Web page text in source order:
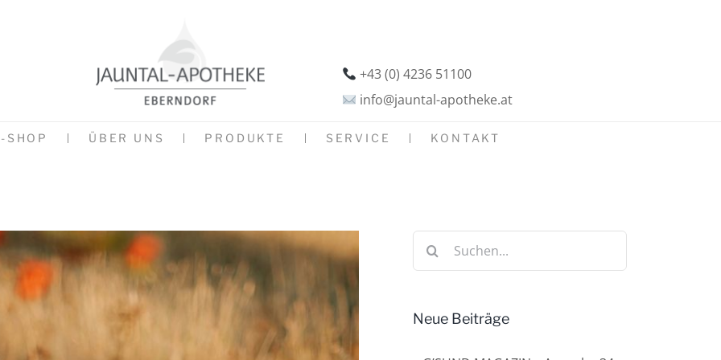
+43 (0) 4236 51100
info@jauntal-apotheke.at
SHOP ÜBER UNS PRODUKTE SERVICE KONTAKT
Suche
nach:
Neue Beiträge